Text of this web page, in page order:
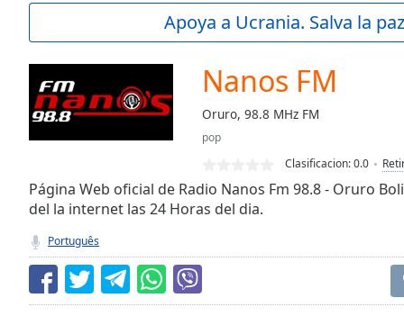
Current
Duration-:-
Loaded:
0.00%
Stream
Seek to
currently
LIVE
Remaining
Apoya a Ucrania. Salva la
Nanos FM
Oruro, 98.8 MHz FM
pop
Clasificacion:0.0
Página Web oficial de Radio Nanos Fm 98.8 - Oruro
del la internet las 24 Horas del dia.
Português